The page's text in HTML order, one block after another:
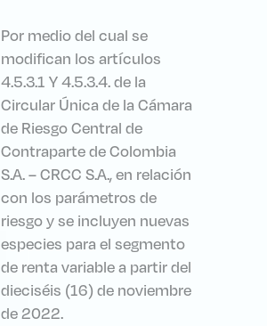
Por medio del cual se
modifican los artículos
4.5.3.1 Y 4.5.3.4. de la
Circular Única de la Cámara
de Riesgo Central de
Contraparte de Colombia
S.A. – CRCC S.A., en relación
con los parámetros de
riesgo y se incluyen nuevas
especies para el segmento
de renta variable a partir del
dieciséis (16) de noviembre
de 2022.